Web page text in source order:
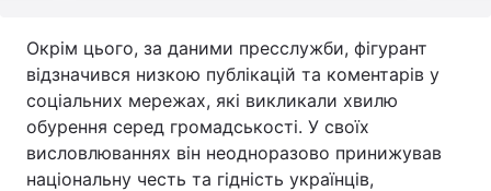
Окрім цього, за даними пресслужби, фігурант
відзначився низкою публікацій та коментарів у
соціальних мережах, які викликали хвилю
обурення серед громадськості. У своїх
висловлюваннях він неодноразово принижував
національну честь та гідність українців,